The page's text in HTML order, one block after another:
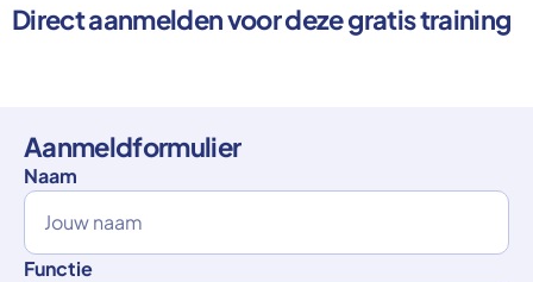
Direct aanmelden voor deze gratis training
Aanmeldformulier
Naam
Functie